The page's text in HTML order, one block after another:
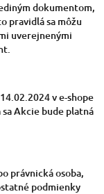
dokumentom,
pravidlá sa môžu
uverejnenými
v e-shope
Akcie bude platná
právnická osoba,
podmienky